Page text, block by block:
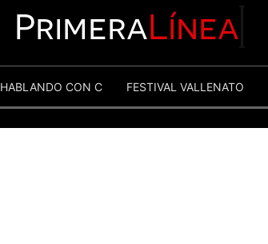
PrimeraLínea
HABLANDO CON C FESTIVAL VALLENATO